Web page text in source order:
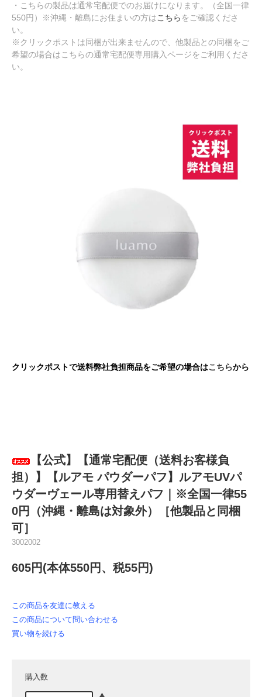
・こちらの製品は通常宅配便でのお届けになります。（全国一律
550円）※沖縄・離島にお住まいの方はこちら をご確認くださ
い。
※クリックポストは同梱が出来ませんので、他製品との同梱をご
希望の場合はこちらの通常宅配便専用購入ページをご利用くださ
い。
クリックポストで送料弊社負担商品をご希望の場合はこちらから
【公式】【通常宅配便（送料お客様負
担）】【ルアモ パウダーパフ】ルアモUVパ
ウダーヴェール専用替えパフ｜※全国一律55
0円（沖縄・離島は対象外）［他製品と同梱
可］
3002002
605円(本体550円、税55円)
この商品を友達に教える
この商品について問い合わせる
買い物を続ける
購入数